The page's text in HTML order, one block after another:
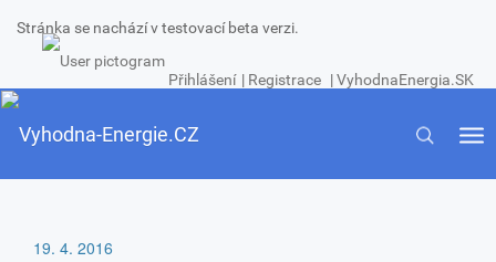
Stránka se nachází v testovací beta verzi.
Přihlášení | Registrace |VyhodnaEnergia.SK
Toggle
19. 4. 2016